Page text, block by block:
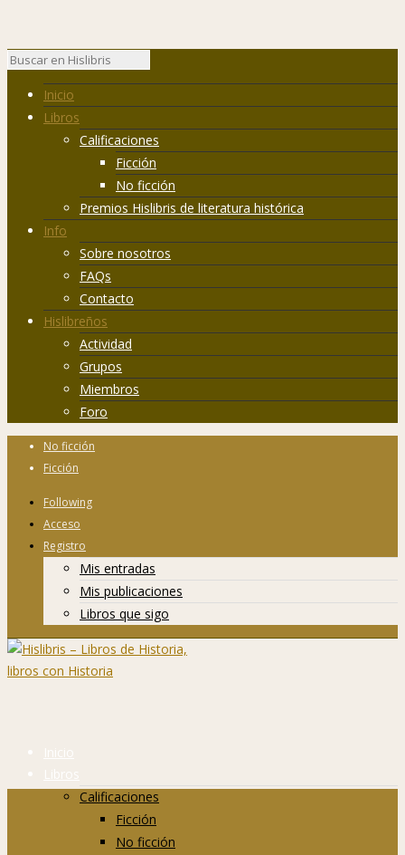
Inicio
Libros
Calificaciones
Ficción
No ficción
Premios Hislibris de literatura histórica
Info
Sobre nosotros
FAQs
Contacto
Hislibreños
Actividad
Grupos
Miembros
Foro
No ficción
Ficción
Following
Acceso
Registro
Mis entradas
Mis publicaciones
Libros que sigo
Inicio
Libros
Calificaciones
Ficción
No ficción